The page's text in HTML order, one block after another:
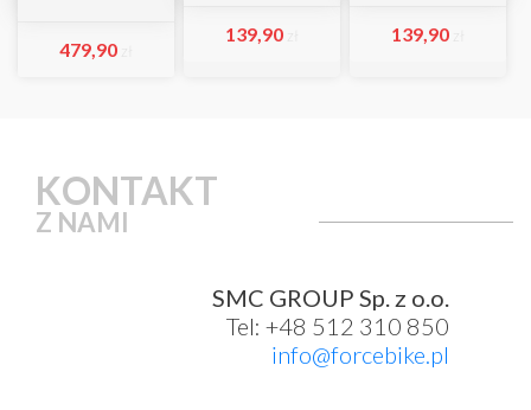
479,90
139,90 139,90
KONTAKT
Z NAMI
SMC GROUP Sp. z o.o.
Tel: +48 512 310 850
info@forcebike.pl